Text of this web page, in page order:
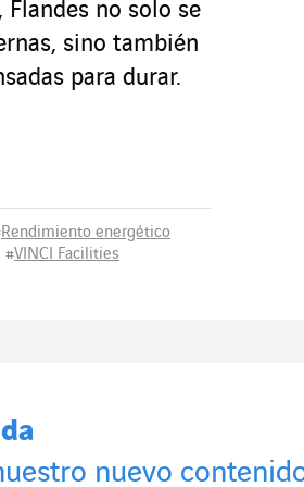
Flandes no solo se
sino también
para durar.
Rendimiento energético
#VINCI Facilities
nuevo